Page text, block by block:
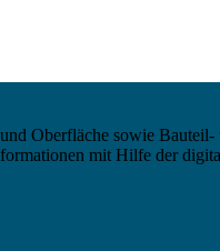
Oberfläche sowie
mit Hilfe der